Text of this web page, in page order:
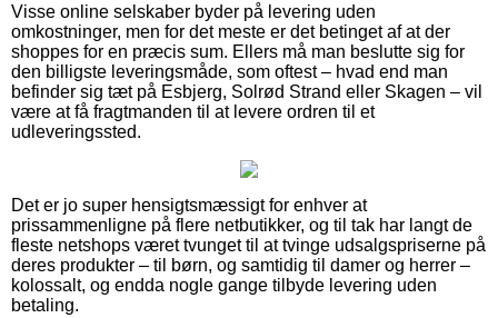
Visse online selskaber byder på levering uden
omkostninger, men for det meste er det betinget af at der
shoppes for en præcis sum. Ellers må man beslutte sig for
den billigste leveringsmåde, som oftest – hvad end man
befinder sig tæt på Esbjerg, Solrød Strand eller Skagen – vil
være at få fragtmanden til at levere ordren til et
udleveringssted.
Det er jo super hensigtsmæssigt for enhver at
prissammenligne på flere netbutikker, og til tak har langt de
fleste netshops været tvunget til at tvinge udsalgspriserne på
deres produkter – til børn, og samtidig til damer og herrer –
kolossalt, og endda nogle gange tilbyde levering uden
betaling.